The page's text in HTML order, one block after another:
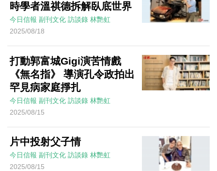
時學者溫祺德拆解臥底世界
今日信報 副刊文化 訪談錄 林艷虹
2025/08/18
打動郭富城Gigi演苦情戲
《無名指》 導演孔令政拍出
罕見病家庭掙扎
今日信報 副刊文化 訪談錄 林艷虹
2025/08/15
片中投射父子情
今日信報 副刊文化 訪談錄 林艷虹
2025/08/15